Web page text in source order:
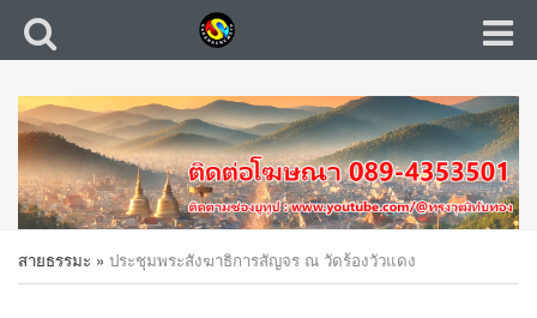
สายธรรมะ » ประชุมพระสังฆาธิการสัญจร ณ วัดร้องวัวแดง